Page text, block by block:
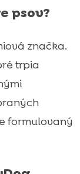
psov?
značka.
trpia
formulovaný